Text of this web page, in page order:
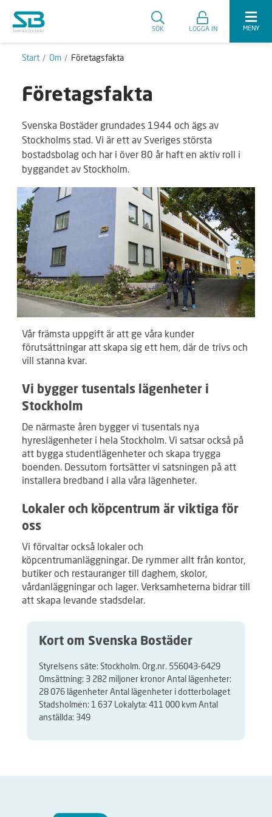
SÖK LOGGA IN MENY
Start Om Företagsfakta
Företagsfakta
Svenska Bostäder grundades 1944 och ägs av
Stockholms stad. Vi är ett av Sveriges största
bostadsbolag och har i över 80 år haft en aktiv roll i
byggandet av Stockholm.
Vår främsta uppgift är att ge våra kunder
förutsättningar att skapa sig ett hem, där de trivs och
vill stanna kvar.
Vi bygger tusentals lägenheter i
Stockholm
De närmaste åren bygger vi tusentals nya
hyreslägenheter i hela Stockholm. Vi satsar också på
att bygga studentlägenheter och skapa trygga
boenden. Dessutom fortsätter vi satsningen på att
installera bredband i alla våra lägenheter.
Lokaler och köpcentrum är viktiga för
oss
Vi förvaltar också lokaler och
köpcentrumanläggningar. De rymmer allt från kontor,
butiker och restauranger till daghem, skolor,
vårdanläggningar och lager. Verksamheterna bidrar till
att skapa levande stadsdelar.
Kort om Svenska Bostäder
Styrelsens säte: Stockholm. Org.nr. 556043-6429
Omsättning: 3 282 miljoner kronor Antal lägenheter:
28 076 lägenheter Antal lägenheter i dotterbolaget
Stadsholmen: 1 637 Lokalyta: 411 000 kvm Antal
anställda: 349